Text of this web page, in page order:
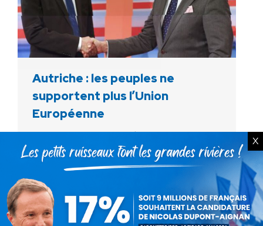
Autriche : les peuples ne
supportent plus l’Union
Européenne
Communiqués ParNicolas Dupont-Aignan
23 mai 2016
Même si le candidat écologiste l’a emporté
d’un cheveu, le résultat de l’élection
présidentielle autrichienne révèle aujourd’hui la
profonde rupture entre les peuples et l’Union
X